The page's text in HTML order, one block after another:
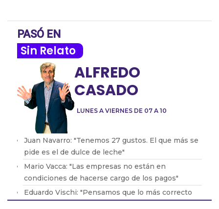
PASÓ EN
Sin Relato
LUNES A VIERNES DE 07 A 10
ALFREDO
CASADO
Juan Navarro: "Tenemos 27 gustos. El que más se
pide es el de dulce de leche"
Mario Vacca: "Las empresas no están en
condiciones de hacerse cargo de los pagos"
Eduardo Vischi: "Pensamos que lo más correcto